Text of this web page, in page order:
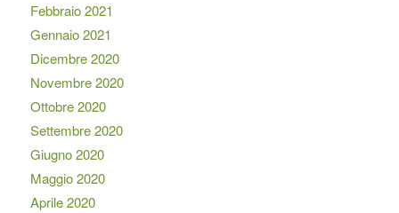
Febbraio 2021
Gennaio 2021
Dicembre 2020
Novembre 2020
Ottobre 2020
Settembre 2020
Giugno 2020
Maggio 2020
Aprile 2020